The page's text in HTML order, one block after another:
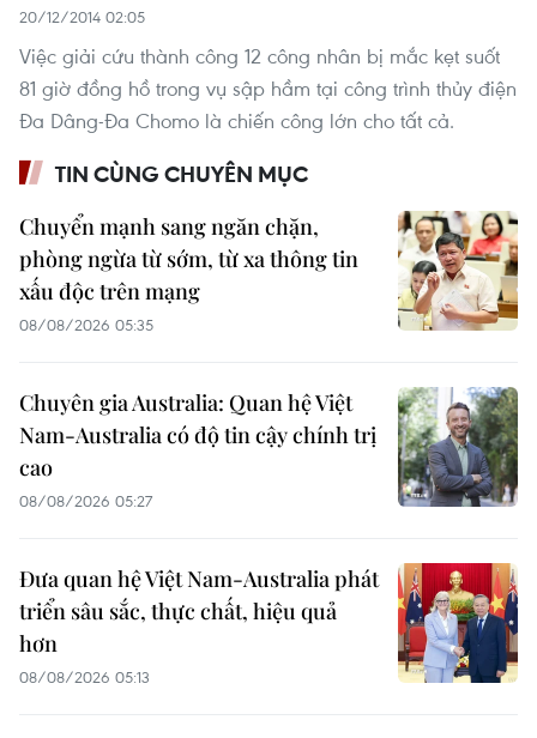
20/12/2014 02:05
Việc giải cứu thành công 12 công nhân bị mắc kẹt suốt
81 giờ đồng hồ trong vụ sập hầm tại công trình thủy điện
Đa Dâng-Đa Chomo là chiến công lớn cho tất cả.
TIN CÙNG CHUYÊN MỤC
Chuyển mạnh sang ngăn chặn,
phòng ngừa từ sớm, từ xa thông tin
xấu độc trên mạng
08/08/2026 05:35
Chuyên gia Australia: Quan hệ Việt
Nam-Australia có độ tin cậy chính trị
cao
08/08/2026 05:27
Đưa quan hệ Việt Nam-Australia phát
triển sâu sắc, thực chất, hiệu quả
hơn
08/08/2026 05:13